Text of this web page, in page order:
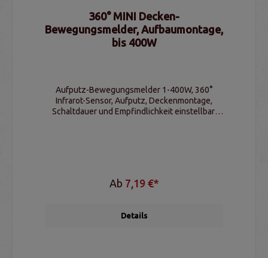
360° MINI Decken-
Bewegungsmelder, Aufbaumontage,
bis 400W
Aufputz-Bewegungsmelder 1-400W, 360°
Infrarot-Sensor, Aufputz, Deckenmontage,
Schaltdauer und Empfindlichkeit einstellbar,
Ab 7,19 €*
Details